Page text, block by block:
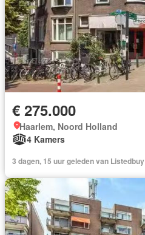
€ 275.000
Haarlem, Noord Holland
4 Kamers
3 dagen, 15 uur geleden van Listedbuy